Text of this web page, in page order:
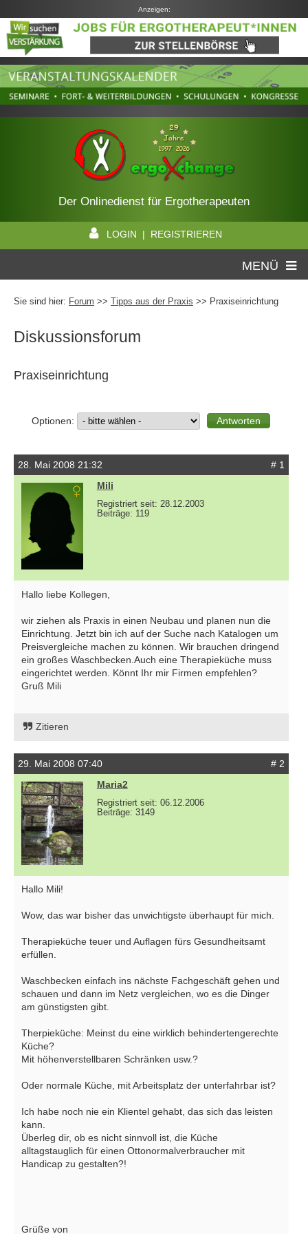
Anzeigen:
Der Onlinedienst für Ergotherapeuten
LOGIN | REGISTRIEREN
MENÜ
Sie sind hier: Forum >> Tipps aus der Praxis >> Praxiseinrichtung
Diskussionsforum
Praxiseinrichtung
Optionen:
28. Mai 2008 21:32
# 1
Mili
Registriert seit: 28.12.2003
Beiträge: 119
Hallo liebe Kollegen,
wir ziehen als Praxis in einen Neubau und planen nun die
Einrichtung. Jetzt bin ich auf der Suche nach Katalogen um
Preisvergleiche machen zu können. Wir brauchen dringend
ein großes Waschbecken.Auch eine Therapieküche muss
eingerichtet werden. Könnt Ihr mir Firmen empfehlen?
Gruß Mili
Zitieren
29. Mai 2008 07:40
# 2
Maria2
Registriert seit: 06.12.2006
Beiträge: 3149
Hallo Mili!
Wow, das war bisher das unwichtigste überhaupt für mich.
Therapieküche teuer und Auflagen fürs Gesundheitsamt
erfüllen.
Waschbecken einfach ins nächste Fachgeschäft gehen und
schauen und dann im Netz vergleichen, wo es die Dinger
am günstigsten gibt.
Therpieküche: Meinst du eine wirklich behindertengerechte
Küche?
Mit höhenverstellbaren Schränken usw.?
Oder normale Küche, mit Arbeitsplatz der unterfahrbar ist?
Ich habe noch nie ein Klientel gehabt, das sich das leisten
kann.
Überleg dir, ob es nicht sinnvoll ist, die Küche
alltagstauglich für einen Ottonormalverbraucher mit
Handicap zu gestalten?!
Grüße von